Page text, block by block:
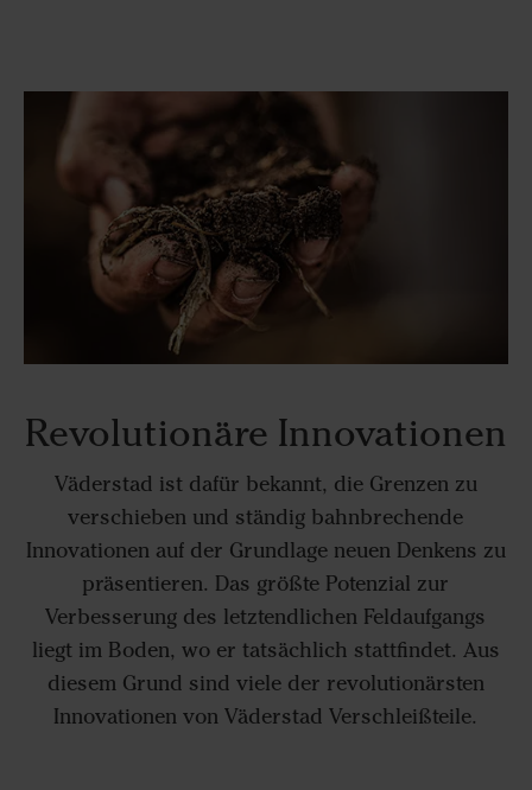
Revolutionäre Innovationen
Väderstad ist dafür bekannt, die Grenzen zu
verschieben und ständig bahnbrechende
Innovationen auf der Grundlage neuen Denkens zu
präsentieren. Das größte Potenzial zur
Verbesserung des letztendlichen Feldaufgangs
liegt im Boden, wo er tatsächlich stattfindet. Aus
diesem Grund sind viele der revolutionärsten
Innovationen von Väderstad Verschleißteile.